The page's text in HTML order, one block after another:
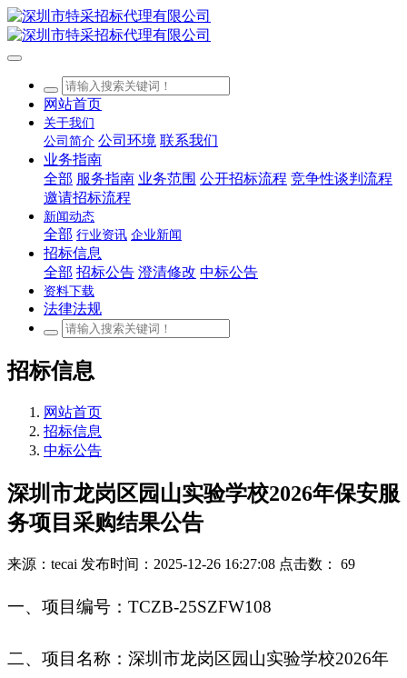
网站首页
关于我们
公司简介 公司环境 联系我们
业务指南
全部 服务指南 业务范围 公开招标流程 竞争性谈判流程
邀请招标流程
新闻动态
全部 行业资讯 企业新闻
招标信息
全部 招标公告 澄清修改 中标公告
资料下载
法律法规
招标信息
网站首页
招标信息
中标公告
深圳市龙岗区园山实验学校2026年保安服
务项目采购结果公告
来源：tecai 发布时间：2025-12-26 16:27:08 点击数： 69
一、项目编号：TCZB-25SZFW108
二、项目名称：深圳市龙岗区园山实验学校2026年